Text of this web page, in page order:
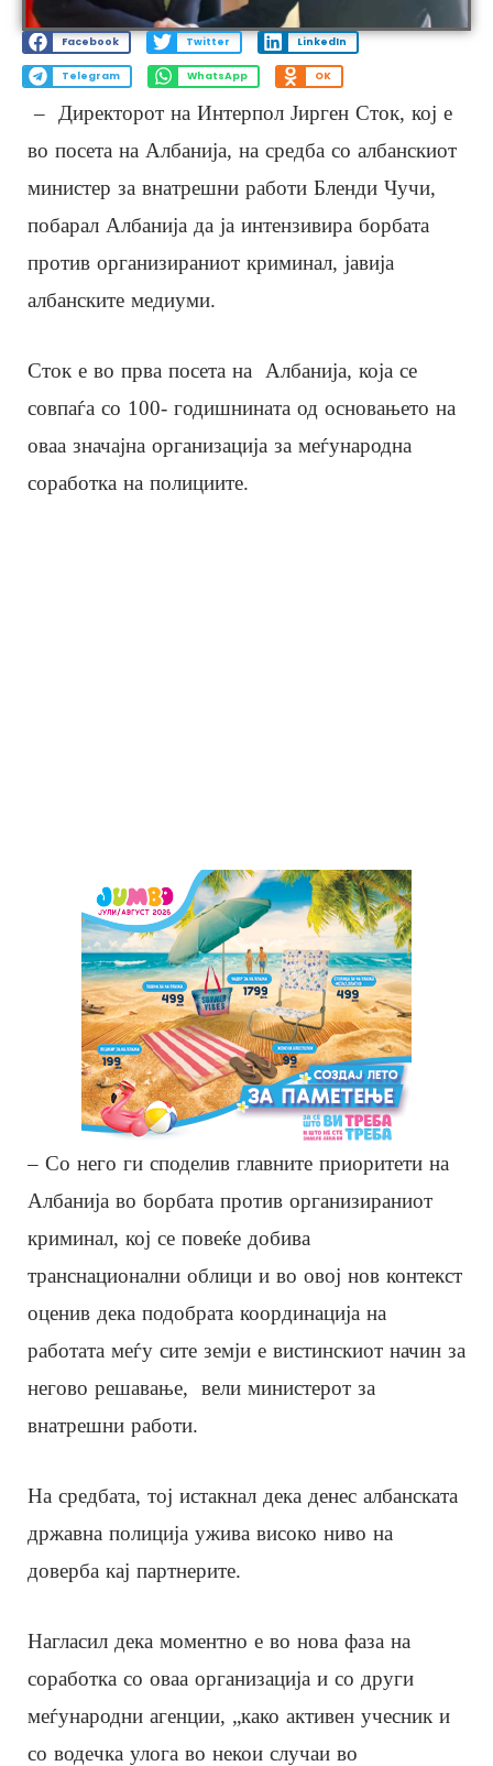
Facebook Twitter LinkedIn
Telegram WhatsApp OK
– Директорот на Интерпол Јирген Сток, кој е
во посета на Албанија, на средба со албанскиот
министер за внатрешни работи Бленди Чучи,
побарал Албанија да ја интензивира борбата
против организираниот криминал, јавија
албанските медиуми.
Сток е во прва посета на Албанија, која се
совпаѓа со 100- годишнината од основањето на
оваа значајна организација за меѓународна
соработка на полициите.
– Со него ги споделив главните приоритети на
Албанија во борбата против организираниот
криминал, кој се повеќе добива
транснационални облици и во овој нов контекст
оценив дека подобрата координација на
работата меѓу сите земји е вистинскиот начин за
негово решавање, вели министерот за
внатрешни работи.
На средбата, тој истакнал дека денес албанската
државна полиција ужива високо ниво на
доверба кај партнерите.
Нагласил дека моментно е во нова фаза на
соработка со оваа организација и со други
меѓународни агенции, „како активен учесник и
со водечка улога во некои случаи во